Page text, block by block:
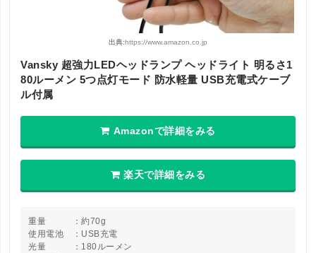
出典:https://www.amazon.co.jp
Vansky 超強力LEDヘッドランプ ヘッドライト 明るさ1
80ルーメン 5つ点灯モード 防水軽量 USB充電式ケーブ
ル付属
Amazonで詳細をみる
楽天で詳細をみる
重量 ：約70g
使用電池 ：USB充電
光量 ：180ルーメン